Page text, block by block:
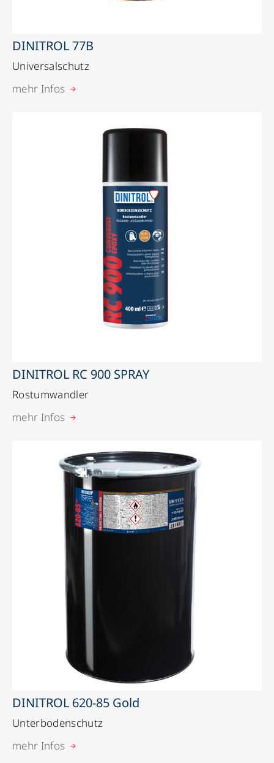
DINITROL 77B
Universalschutz
mehr Infos
DINITROL RC 900 SPRAY
Rostumwandler
mehr Infos
DINITROL 620-85 Gold
Unterbodenschutz
mehr Infos